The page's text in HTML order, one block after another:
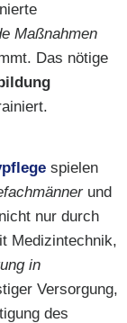
Maßnahmen
Das nötige
spielen
und
nur durch
Medizintechnik,
in
Versorgung,
des